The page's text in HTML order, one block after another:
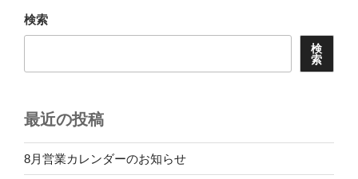
ン
検索
検
索
最近の投稿
8月営業カレンダーのお知らせ